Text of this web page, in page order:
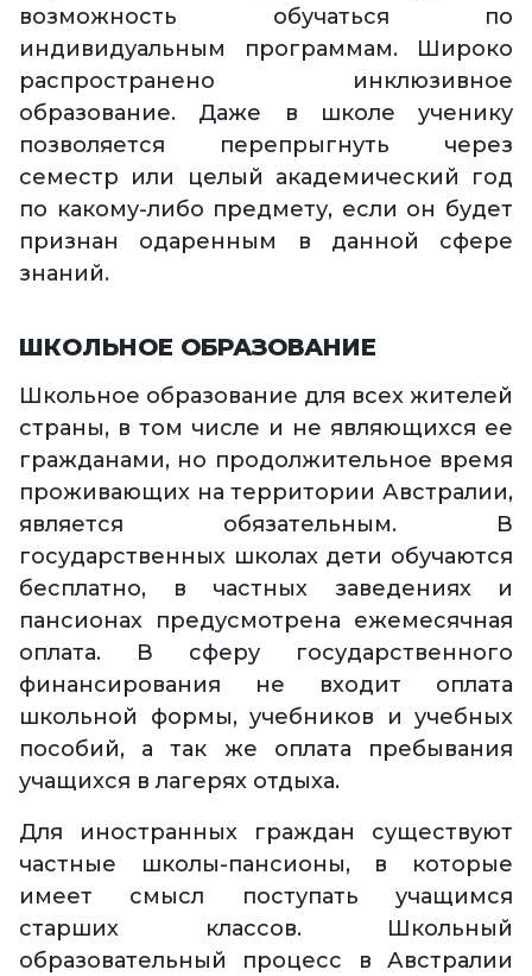
возможность обучаться по
индивидуальным программам. Широко
распространено инклюзивное
образование. Даже в школе ученику
позволяется перепрыгнуть через
семестр или целый академический год
по какому-либо предмету, если он будет
признан одаренным в данной сфере
знаний.
ШКОЛЬНОЕ ОБРАЗОВАНИЕ
Школьное образование для всех жителей
страны, в том числе и не являющихся ее
гражданами, но продолжительное время
проживающих на территории Австралии,
является обязательным. В
государственных школах дети обучаются
бесплатно, в частных заведениях и
пансионах предусмотрена ежемесячная
оплата. В сферу государственного
финансирования не входит оплата
школьной формы, учебников и учебных
пособий, а так же оплата пребывания
учащихся в лагерях отдыха.
Для иностранных граждан существуют
частные школы-пансионы, в которые
имеет смысл поступать учащимся
старших классов. Школьный
образовательный процесс в Австралии